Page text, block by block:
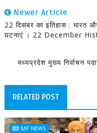
Newer Article
22 दिसंबर का इतिहास : भारत
घटनाएं । 22 December
मध्यप्रदेश मुख्य निर्वाचन
RELATED POST
MP NEWS